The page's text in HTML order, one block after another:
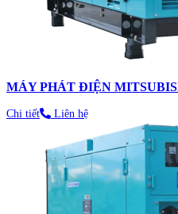
MÁY PHÁT ĐIỆN
Chi tiết Liên hệ